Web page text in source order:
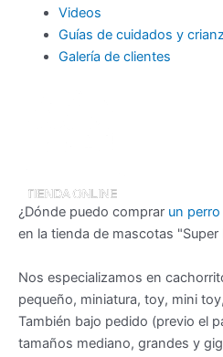
Videos
Guías de cuidados y
Galería de clientes
¿Dónde puedo comprar un
en la tienda de mascotas "Super
Nos especializamos en
pequeño, miniatura, toy, mini
También bajo pedido (previo el
tamaños mediano, grandes y